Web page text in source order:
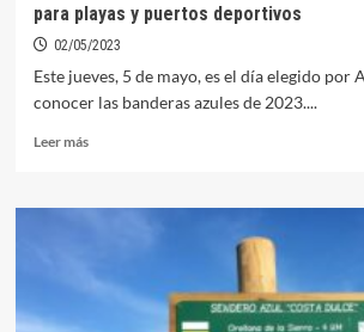
para playas y puertos deportivos
02/05/2023
Este jueves, 5 de mayo, es el día elegido por
conocer las banderas azules de 2023....
Leer másLeer
Este
el